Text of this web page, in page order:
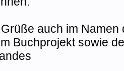
auch im
Buchprojekt sowie